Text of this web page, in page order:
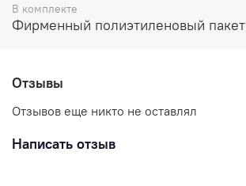
В комплекте
Фирменный полиэтиленовый пакет
Отзывы
Отзывов еще никто не оставлял
Написать отзыв